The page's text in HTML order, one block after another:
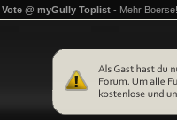
Vote @ myGully Toplist - Mehr